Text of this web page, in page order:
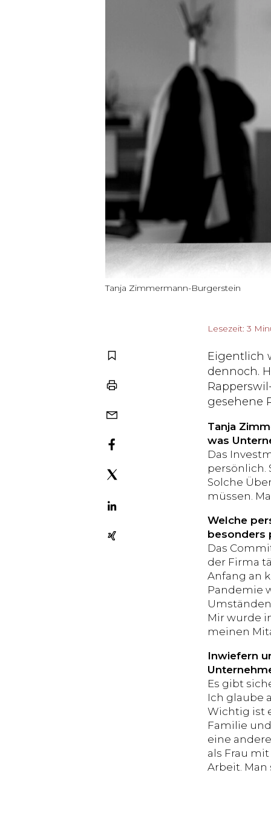
Tanja Zimmermann-Burgerstein
Lesezeit: 3
Eigentlich
dennoch.
gesehene
Tanja
was
Das
persönlich.
Solche
müssen.
Welche
besonders
Das
der Firma
Anfang an
Pandemie
Mir wurde
meinen
Inwiefern
Es gibt
Ich glaube
Wichtig ist
Familie
eine
als Frau
Arbeit. Man